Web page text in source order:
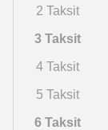
2 Taksit
3 Taksit
4 Taksit
5 Taksit
6 Taksit